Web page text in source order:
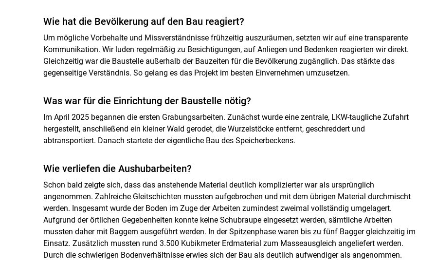
Wie hat die Bevölkerung auf den Bau reagiert?
Um mögliche Vorbehalte und Missverständnisse frühzeitig auszuräumen, setzten wir auf eine transparente
Kommunikation. Wir luden regelmäßig zu Besichtigungen, auf Anliegen und Bedenken reagierten wir direkt.
Gleichzeitig war die Baustelle außerhalb der Bauzeiten für die Bevölkerung zugänglich. Das stärkte das
gegenseitige Verständnis. So gelang es das Projekt im besten Einvernehmen umzusetzen.
Was war für die Einrichtung der Baustelle nötig?
Im April 2025 begannen die ersten Grabungsarbeiten. Zunächst wurde eine zentrale, LKW-taugliche Zufahrt
hergestellt, anschließend ein kleiner Wald gerodet, die Wurzelstöcke entfernt, geschreddert und
abtransportiert. Danach startete der eigentliche Bau des Speicherbeckens.
Wie verliefen die Aushubarbeiten?
Schon bald zeigte sich, dass das anstehende Material deutlich komplizierter war als ursprünglich
angenommen. Zahlreiche Gleitschichten mussten aufgebrochen und mit dem übrigen Material durchmischt
werden. Insgesamt wurde der Boden im Zuge der Arbeiten zumindest zweimal vollständig umgelagert.
Aufgrund der örtlichen Gegebenheiten konnte keine Schubraupe eingesetzt werden, sämtliche Arbeiten
mussten daher mit Baggern ausgeführt werden. In der Spitzenphase waren bis zu fünf Bagger gleichzeitig im
Einsatz. Zusätzlich mussten rund 3.500 Kubikmeter Erdmaterial zum Masseausgleich angeliefert werden.
Durch die schwierigen Bodenverhältnisse erwies sich der Bau als deutlich aufwendiger als angenommen.